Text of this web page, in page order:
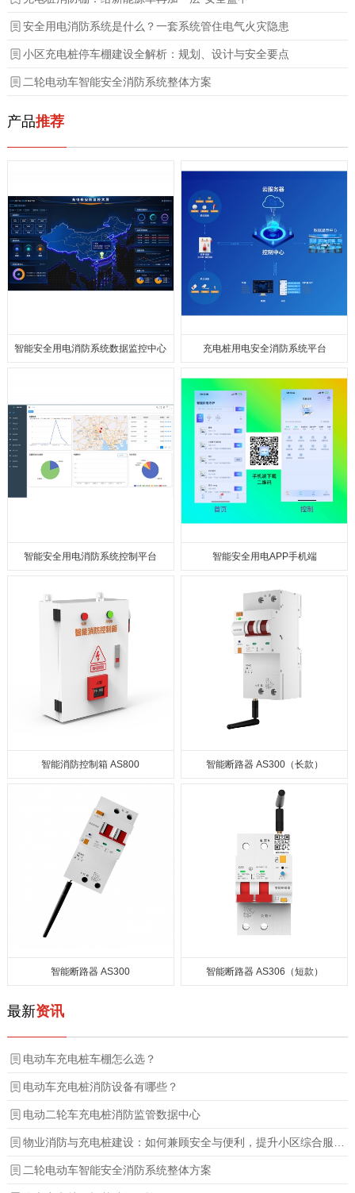
安全用电消防系统是什么？一套系统管住电气火灾隐患
小区充电桩停车棚建设全解析：规划、设计与安全要点
二轮电动车智能安全消防系统整体方案
产品推荐
智能安全⽤电消防系统数据监控中⼼ 充电桩用电安全消防系统平台
智能安全⽤电消防系统控制平台 智能安全用电APP手机端
智能消防控制箱 AS800 智能断路器 AS300（长款）
智能断路器 AS300 智能断路器 AS306（短款）
最新资讯
电动车充电桩车棚怎么选？
电动车充电桩消防设备有哪些？
电动二轮车充电桩消防监管数据中心
物业消防与充电桩建设：如何兼顾安全与便利，提升小区综合服务？
二轮电动车智能安全消防系统整体方案